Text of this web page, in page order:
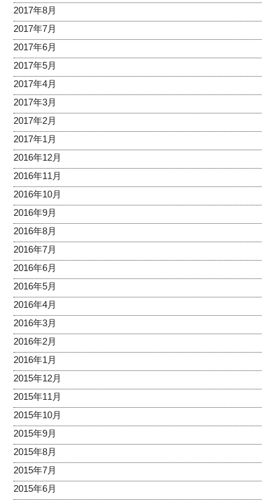
2017年8月
2017年7月
2017年6月
2017年5月
2017年4月
2017年3月
2017年2月
2017年1月
2016年12月
2016年11月
2016年10月
2016年9月
2016年8月
2016年7月
2016年6月
2016年5月
2016年4月
2016年3月
2016年2月
2016年1月
2015年12月
2015年11月
2015年10月
2015年9月
2015年8月
2015年7月
2015年6月